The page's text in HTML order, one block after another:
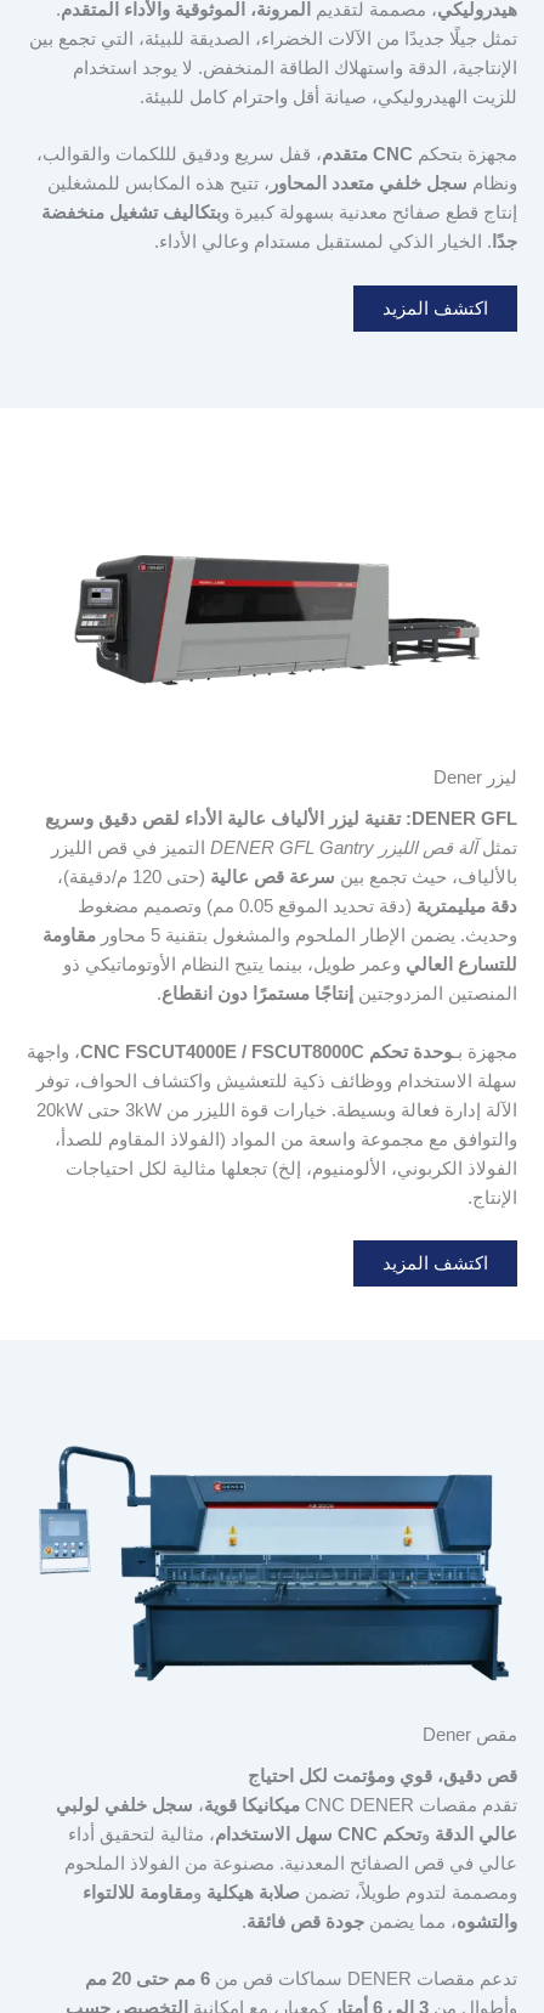
هيدروليكي، مصممة لتقديم المرونة، الموثوقية والأداء المتقدم.
تمثل جيلًا جديدًا من الآلات الخضراء، الصديقة للبيئة، التي تجمع بين
الإنتاجية، الدقة واستهلاك الطاقة المنخفض. لا يوجد استخدام
للزيت الهيدروليكي، صيانة أقل واحترام كامل للبيئة.
مجهزة بتحكم CNC متقدم
، قفل سريع ودقيق لللكمات والقوالب،
ونظام سجل خلفي متعدد المحاور ، تتيح هذه المكابس للمشغلين
إنتاج قطع صفائح معدنية بسهولة كبيرة وبتكاليف تشغيل منخفضة
جدًا . الخيار الذكي لمستقبل مستدام وعالي الأداء.
اكتشف المزيد
ليزر Dener
DENER GFL: تقنية ليزر الألياف عالية الأداء لقص دقيق وسريع
تمثلآلة قص الليزر DENER GFL Gantry
التميز في قص الليزر
بالألياف، حيث تجمع بين سرعة قص عالية (حتى 120 م/دقيقة)،
دقة ميليمترية
(دقة تحديد الموقع 0.05 مم) وتصميم مضغوط
وحديث. يضمن الإطار الملحوم والمشغول بتقنية 5 محاور
مقاومة
للتسارع العالي وعمر طويل، بينما يتيح النظام الأوتوماتيكي ذو
المنصتين المزدوجتين إنتاجًا مستمرًا دون انقطاع.
مجهزة بـوحدة تحكم CNC FSCUT4000E / FSCUT8000C
، واجهة
سهلة الاستخدام ووظائف ذكية للتعشيش واكتشاف الحواف، توفر
الآلة إدارة فعالة وبسيطة. خيارات قوة الليزر من 3kW حتى 20kW
والتوافق مع مجموعة واسعة من المواد (الفولاذ المقاوم للصدأ،
الفولاذ الكربوني، الألومنيوم، إلخ) تجعلها مثالية لكل احتياجات
الإنتاج.
اكتشف المزيد
مقص Dener
قص دقيق، قوي ومؤتمت لكل احتياج
تقدم مقصات CNC DENER
ميكانيكا قوية، سجل خلفي لولبي
عالي الدقة وتحكم CNC سهل الاستخدام
، مثالية لتحقيق أداء
عالي في قص الصفائح المعدنية. مصنوعة من الفولاذ الملحوم
ومصممة لتدوم طويلاً، تضمن صلابة هيكلية ومقاومة للالتواء
والتشوه، مما يضمن جودة قص فائقة.
تدعم مقصات DENER سماكات قص من
6 مم حتى 20 مم
وأطوال من 3 إلى 6 أمتار كمعيار، مع إمكانية
التخصيص حسب